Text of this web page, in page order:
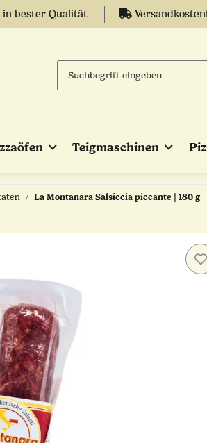
in bester Qualität
Teigmaschinen
La Montanara Salsiccia piccante | 180 g